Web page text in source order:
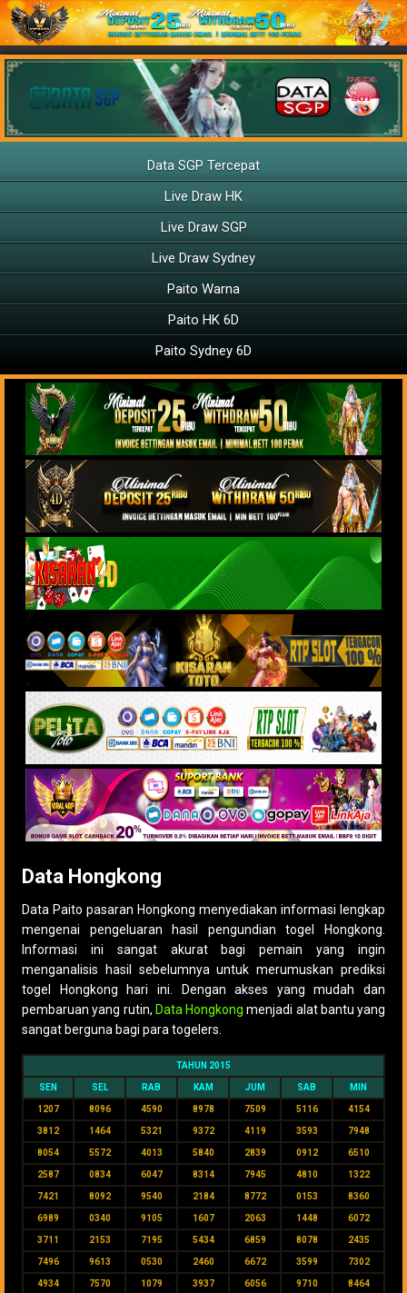
Data SGP Tercepat
Live Draw HK
Live Draw SGP
Live Draw Sydney
Paito Warna
Paito HK 6D
Paito Sydney 6D
Data Hongkong
Data Paito pasaran Hongkong menyediakan informasi lengkap
mengenai pengeluaran hasil pengundian togel Hongkong.
Informasi ini sangat akurat bagi pemain yang ingin
menganalisis hasil sebelumnya untuk merumuskan prediksi
togel Hongkong hari ini. Dengan akses yang mudah dan
pembaruan yang rutin, Data Hongkong menjadi alat bantu yang
sangat berguna bagi para togelers.
TAHUN 2015
SEN SEL RAB KAM JUM SAB MIN
1207 8096 4590 8978 7509 5116 4154
3812 1464 5321 9372 4119 3593 7948
8054 5572 4013 5840 2839 0912 6510
2587 0834 6047 8314 7945 4810 1322
7421 8092 9540 2184 8772 0153 8360
6989 0340 9105 1607 2063 1448 6072
3711 2153 7195 5434 6859 8078 2435
7496 9613 0530 2460 6672 3599 7302
4934 7570 1079 3937 6056 9710 8464